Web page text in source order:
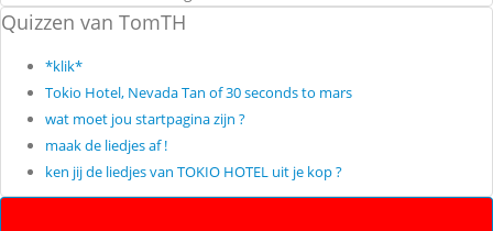
Quizzen van TomTH
*klik*
Tokio Hotel, Nevada Tan of 30 seconds to mars
wat moet jou startpagina zijn ?
maak de liedjes af !
ken jij de liedjes van TOKIO HOTEL uit je kop ?